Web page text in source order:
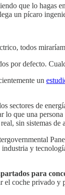
que lo hagas
un pícaro
todos
por defecto.
un
sectores de
lo que una
sin sistemas
y
para
el coche privado y